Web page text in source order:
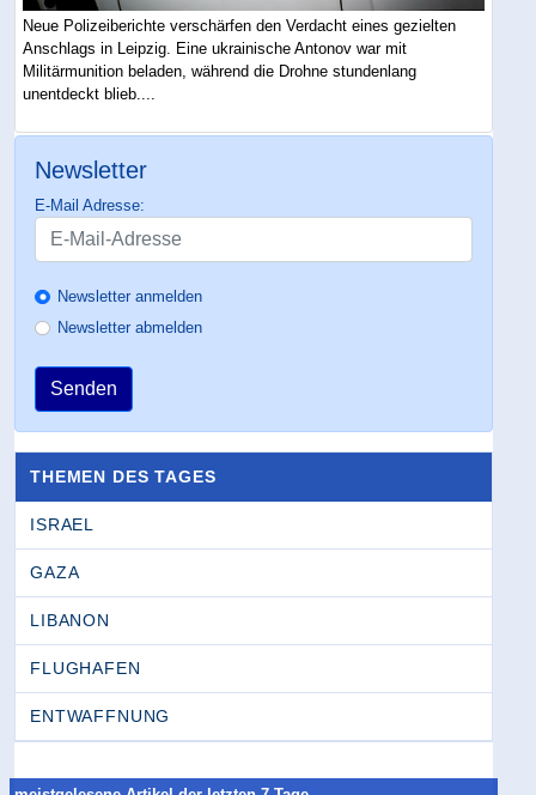
Neue Polizeiberichte verschärfen den Verdacht eines gezielten
Anschlags in Leipzig. Eine ukrainische Antonov war mit
Militärmunition beladen, während die Drohne stundenlang
unentdeckt blieb....
Newsletter
E-Mail Adresse:
Newsletter anmelden
Newsletter abmelden
Senden
THEMEN DES TAGES
ISRAEL
GAZA
LIBANON
FLUGHAFEN
ENTWAFFNUNG